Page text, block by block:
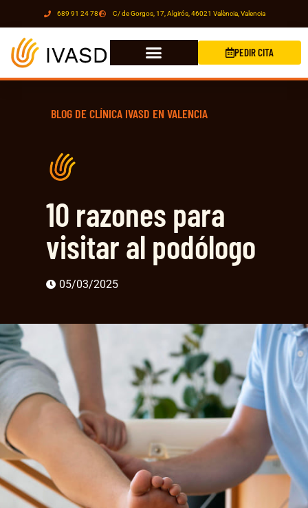
689 91 24 78 C/ de Gorgos, 17, Algirós, 46021 València, Valencia
PEDIR CITA
BLOG DE CLÍNICA IVASD EN VALENCIA
10 razones para
visitar al podólogo
05/03/2025